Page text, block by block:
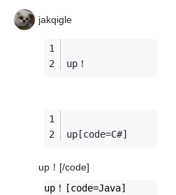
jakqigle
up！
up[code=C#]
up！[/code]
up！[code=Java]